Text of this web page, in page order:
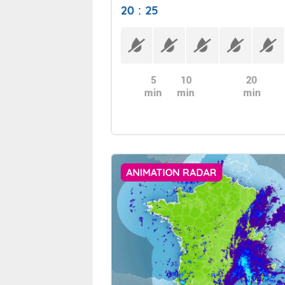
20 : 25
5
min
10
min
20
min
ANIMATION RADAR